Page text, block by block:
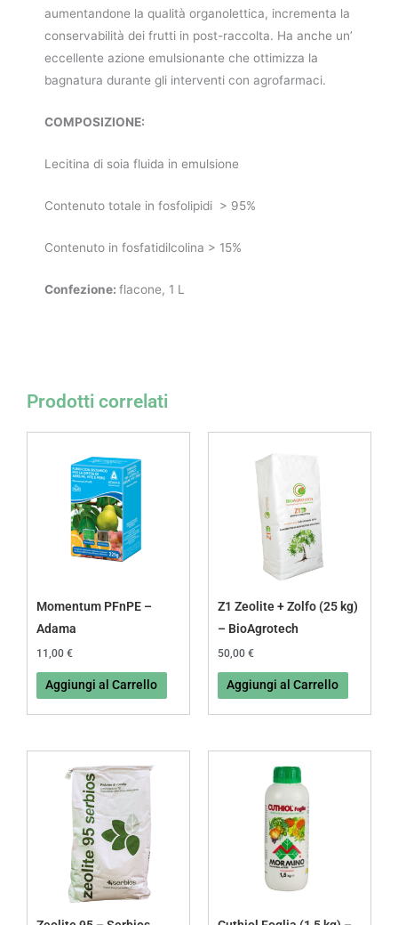
aumentandone la qualità organolettica, incrementa la
conservabilità dei frutti in post-raccolta. Ha anche un’
eccellente azione emulsionante che ottimizza la
bagnatura durante gli interventi con agrofarmaci.
COMPOSIZIONE:
Lecitina di soia fluida in emulsione
Contenuto totale in fosfolipidi > 95%
Contenuto in fosfatidilcolina > 15%
Confezione: flacone, 1 L
Prodotti correlati
Momentum PFnPE –
Adama
11,00 €
Aggiungi al Carrello
Z1 Zeolite + Zolfo (25 kg)
– BioAgrotech
50,00 €
Aggiungi al Carrello
di
prezzo:
da
9,00 €
a
73,00 €